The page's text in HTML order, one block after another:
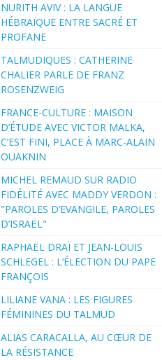
NURITH AVIV : LA LANGUE
HÉBRAÏQUE ENTRE SACRÉ ET
PROFANE
TALMUDIQUES : CATHERINE
CHALIER PARLE DE FRANZ
ROSENZWEIG
FRANCE-CULTURE : MAISON
D’ÉTUDE AVEC VICTOR MALKA,
C’EST FINI, PLACE À MARC-ALAIN
OUAKNIN
MICHEL REMAUD SUR RADIO
FIDÉLITÉ AVEC MADDY VERDON :
"PAROLES D’EVANGILE, PAROLES
D’ISRAËL"
RAPHAËL DRAÏ ET JEAN-LOUIS
SCHLEGEL : L’ÉLECTION DU PAPE
FRANÇOIS
LILIANE VANA : LES FIGURES
FÉMININES DU TALMUD
ALIAS CARACALLA, AU CŒUR DE
LA RÉSISTANCE